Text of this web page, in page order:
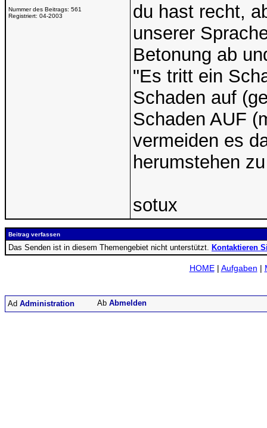
Nummer des Beitrags: 561
Registriert: 04-2003
du hast recht,
unserer
Betonung ab
"Es tritt ein
Schaden auf
Schaden AUF
vermeiden es
herumstehen
sotux
Beitrag verfassen
Das Senden ist in diesem Themengebiet nicht unterstützt. Kontaktieren
HOME| Aufgaben |
Administration Abmelden